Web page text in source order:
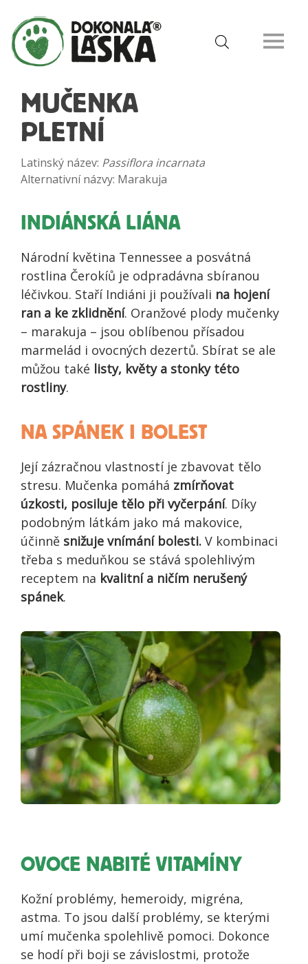
MUČENKA
PLETNÍ
Latinský název: Passiflora incarnata
Alternativní názvy: Marakuja
INDIÁNSKÁ LIÁNA
Národní květina Tennessee a posvátná
rostlina Čerokíů je odpradávna sbíranou
léčivkou. Staří Indiáni ji používali na hojení
ran a ke zklidnění. Oranžové plody mučenky
– marakuja – jsou oblíbenou přísadou
marmelád i ovocných dezertů. Sbírat se ale
můžou také listy, květy a stonky této
rostliny.
NA SPÁNEK I BOLEST
Její zázračnou vlastností je zbavovat tělo
stresu. Mučenka pomáhá zmírňovat
úzkosti, posiluje tělo při vyčerpání. Díky
podobným látkám jako má makovice,
účinně snižuje vnímání bolesti. V kombinaci
třeba s meduňkou se stává spolehlivým
receptem na kvalitní a ničím nerušený
spánek.
OVOCE NABITÉ VITAMÍNY
Kožní problémy, hemeroidy, migréna,
astma. To jsou další problémy, se kterými
umí mučenka spolehlivě pomoci. Dokonce
se hodí při boji se závislostmi, protože